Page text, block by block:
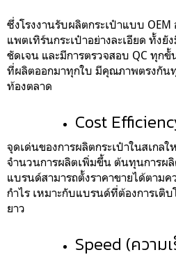
ซึ่งโรงงานรับผลิตกระเป๋าแบบ OEM
แพตเทิร์นกระเป๋าอย่างละเอียด ทั้ง
ชัดเจน และมีการตรวจสอบ QC ทุกขั้
ที่ผลิตออกมาทุกใบ มีคุณภาพตรงกัน
ท้องตลาด
Cost
จุดเด่นของการผลิตกระเป๋าในสเกล
จำนวนการผลิตเพิ่มขึ้น ต้นทุนการผ
แบรนด์สามารถตั้งราคาขายได้ตามค
กำไร เหมาะกับแบรนด์ที่ต้องการเติ
ยาว
Speed (ความ